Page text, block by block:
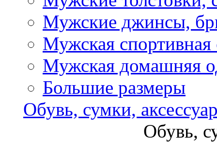
Мужские джинсы,
Мужская спортивная
Мужская домашняя
Большие размеры
Обувь, сумки,
Обувь,